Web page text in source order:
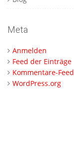
Meta
Anmelden
Feed der Einträge
Kommentare-Feed
WordPress.org